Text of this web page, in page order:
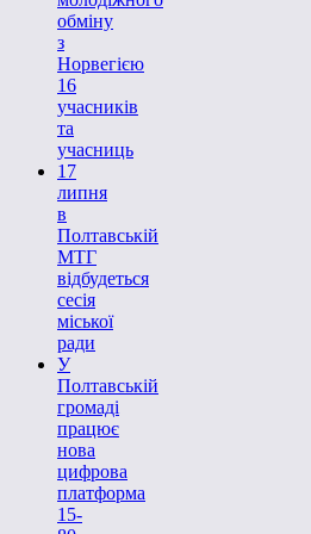
обміну
з
Норвегією
16
учасників
та
учасниць
17
липня
в
Полтавській
МТГ
відбудеться
сесія
міської
ради
У
Полтавській
громаді
працює
нова
цифрова
платформа
15-